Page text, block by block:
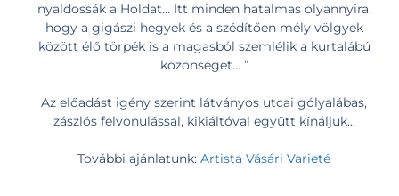
nyaldossák a Holdat… Itt minden hatalmas olyannyira,
hogy a gigászi hegyek és a szédítően mély völgyek
között élő törpék is a magasból szemlélik a kurtalábú
közönséget… ”
Az előadást igény szerint látványos utcai gólyalábas,
zászlós felvonulással, kikiáltóval együtt kínáljuk…
További ajánlatunk: Artista Vásári Varieté